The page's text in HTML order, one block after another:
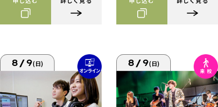
8/9(日) 8/9(日)